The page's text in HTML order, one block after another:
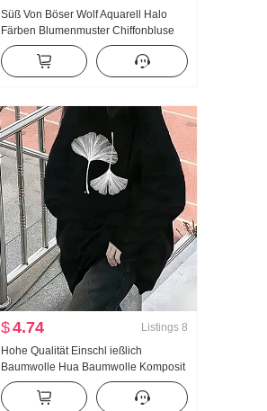
Süß Von Böser Wolf Aquarell Halo
Färben Blumenmuster Chiffonbluse
Frau Kragen Design Gefühl Schlank
Kampf 揽 Kleines Hemd Top
$4.74 Listings 8
Hohe Qualität Einschl ießlich
Baumwolle Hua Baumwolle Komposit
cvc Ripp Rundhals Druck Sweatshirt
Damen Paar Normal Gefüttert